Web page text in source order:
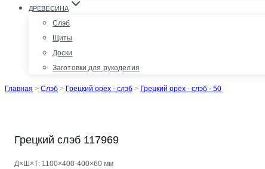
ДРЕВЕСИНА
Слэб
Щиты
Доски
Заготовки для рукоделия
Главная > Слэб > Грецкий орех - слэб > Грецкий орех - слэб - 50
Грецкий слэб 117969
Д×Ш×Т: 1100×400-400×60 мм